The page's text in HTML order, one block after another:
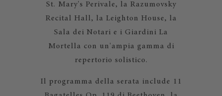
St. Mary's Perivale, la Razumovsky
Recital Hall, la Leighton House, la
Sala dei Notari e i Giardini La
Mortella con un'ampia gamma di
repertorio solistico.
Il programma della serata include 11